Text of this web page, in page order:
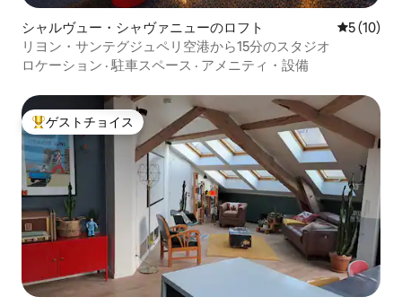
シャルヴュー・シャヴァニューのロフト レビュー
5 (10)
リヨン・サンテグジュペリ空港から15分のスタジオ
ロケーション · 駐車スペース · アメニティ・設備
大好評のゲストチョイスです。
ゲストチョイス